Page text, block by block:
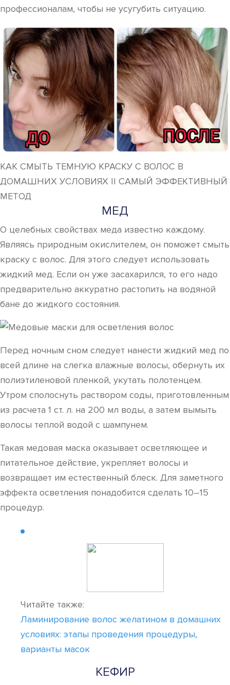
профессионалам, чтобы не усугубить ситуацию.
КАК СМЫТЬ ТЕМНУЮ КРАСКУ С ВОЛОС В
ДОМАШНИХ УСЛОВИЯХ || САМЫЙ ЭФФЕКТИВНЫЙ
МЕТОД
МЕД
О целебных свойствах меда известно каждому.
Являясь природным окислителем, он поможет смыть
краску с волос. Для этого следует использовать
жидкий мед. Если он уже засахарился, то его надо
предварительно аккуратно растопить на водяной
бане до жидкого состояния.
Перед ночным сном следует нанести жидкий мед по
всей длине на слегка влажные волосы, обернуть их
полиэтиленовой пленкой, укутать полотенцем.
Утром сполоснуть раствором соды, приготовленным
из расчета 1 ст. л. на 200 мл воды, а затем вымыть
волосы теплой водой с шампунем.
Такая медовая маска оказывает осветляющее и
питательное действие, укрепляет волосы и
возвращает им естественный блеск. Для заметного
эффекта осветления понадобится сделать 10–15
процедур.
Читайте также:
Ламинирование волос желатином в домашних
условиях: этапы проведения процедуры,
варианты масок
КЕФИР